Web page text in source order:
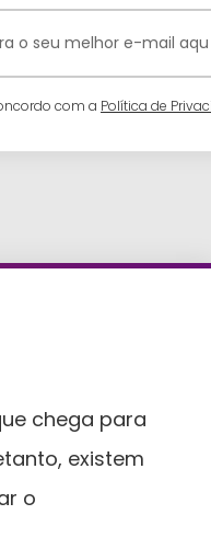
com a Política de
chega para
existem
o